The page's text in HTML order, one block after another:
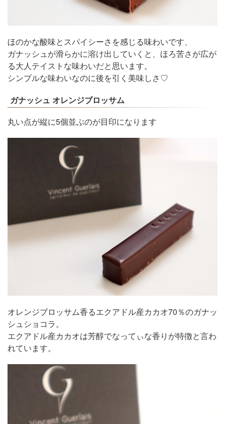
ほのかな酸味とスパイシーさを感じる味わいです、
ガナッシュが滑らかに溶け出していくと、ほろ苦さが広が
る大人テイストな味わいだと思います。
シンプルな味わいなのに後を引く美味しさ♡
ガナッシュ オレンジブロッサム
丸い点が縦に5個並ぶのが目印になります
オレンジブロッサム香るエクアドル産カカオ70％のガナッ
シュショコラ。
エクアドル産カカオは芳醇でなってぃな香りが特徴と言わ
れています。